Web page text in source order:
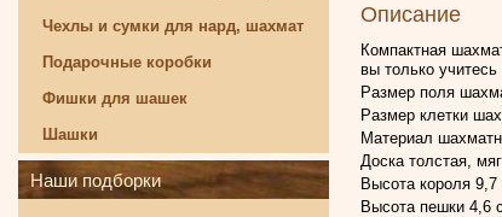
Описание
Компактная
вы только
Размер поля
Размер клетки
Материал
Доска толстая,
Высота короля
Высота пешки 4,6
Чехлы и сумки для нард, шахмат
Подарочные коробки
Фишки для шашек
Шашки
Наши подборки